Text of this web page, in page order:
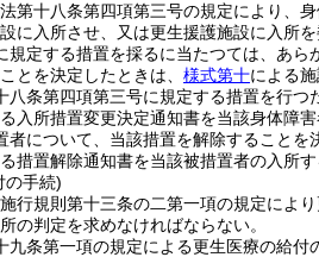
第十八条第四項第三号の規定により、
に入所させ、又は更生援護施設に入所
規定する措置を採るに当たつては、あら
とを決定したときは、 様式第十による
八条第四項第三号に規定する措置を行つ
入所措置変更決定通知書を当該身体障
者について、当該措置を解除することを
措置解除通知書を当該被措置者の入所
の手続)
行規則第十三条の二第一項の規定によ
の判定を求めなければならない。
九条第一項の規定による更生医療の給付